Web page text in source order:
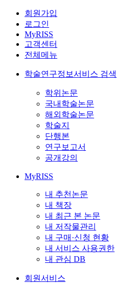
회원가입
로그인
MyRISS
고객센터
전체메뉴
학술연구정보서비스 검색
학위논문
국내학술논문
해외학술논문
학술지
단행본
연구보고서
공개강의
MyRISS
내 추천논문
내 책장
내 최근 본 논문
내 저작물관리
내 구매·신청 현황
내 서비스 사용권한
내 관심 DB
회원서비스